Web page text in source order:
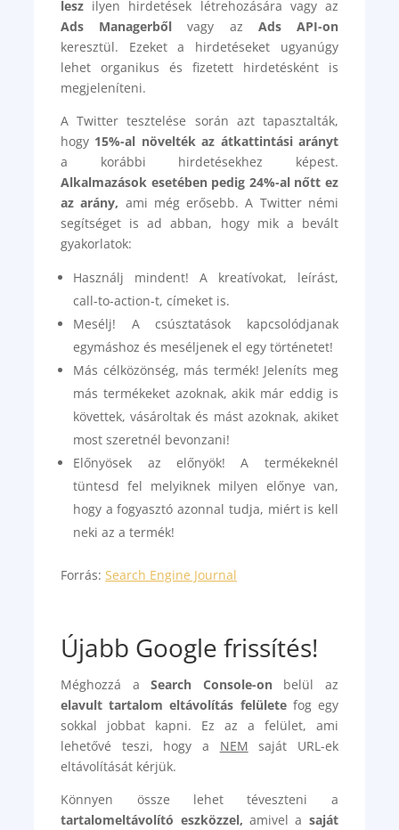
lesz ilyen hirdetések létrehozására vagy az
Ads Managerből vagy az Ads API-on
keresztül. Ezeket a hirdetéseket ugyanúgy
lehet organikus és fizetett hirdetésként is
megjeleníteni.
A Twitter tesztelése során azt tapasztalták,
hogy 15%-al növelték az átkattintási arányt
a korábbi hirdetésekhez képest.
Alkalmazások esetében pedig 24%-al nőtt ez
az arány, ami még erősebb. A Twitter némi
segítséget is ad abban, hogy mik a bevált
gyakorlatok:
Használj mindent! A kreatívokat, leírást,
call-to-action-t, címeket is.
Mesélj! A csúsztatások kapcsolódjanak
egymáshoz és meséljenek el egy történetet!
Más célközönség, más termék! Jeleníts meg
más termékeket azoknak, akik már eddig is
követtek, vásároltak és mást azoknak, akiket
most szeretnél bevonzani!
Előnyösek az előnyök! A termékeknél
tüntesd fel melyiknek milyen előnye van,
hogy a fogyasztó azonnal tudja, miért is kell
neki az a termék!
Forrás:Search Engine Journal
Újabb Google frissítés!
Méghozzá aSearch Console-onbelül az
elavult tartalom eltávolítás felületefog egy
sokkal jobbat kapni. Ez az a felület, ami
lehetővé teszi, hogy a NEM saját URL-ek
eltávolítását kérjük.
Könnyen össze lehet téveszteni a
tartalomeltávolító eszközzel, amivel a saját